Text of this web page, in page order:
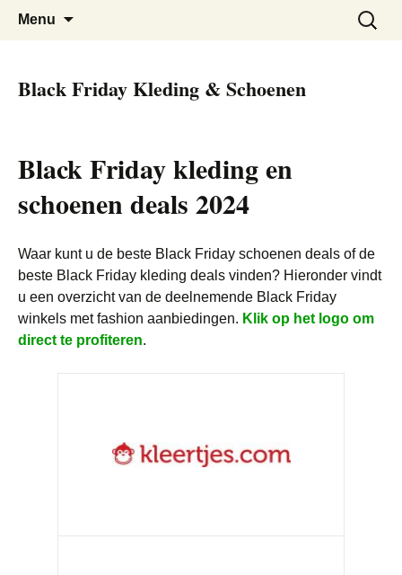
Black Friday Super SALE
De beste kortingen bij elkaar!
Menu
Zoeken
naar:
Black Friday Kleding & Schoenen
Black Friday kleding en
schoenen deals 2024
Waar kunt u de beste Black Friday schoenen deals of de
beste Black Friday kleding deals vinden? Hieronder vindt
u een overzicht van de deelnemende Black Friday
winkels met fashion aanbiedingen. Klik op het logo om
direct te profiteren.